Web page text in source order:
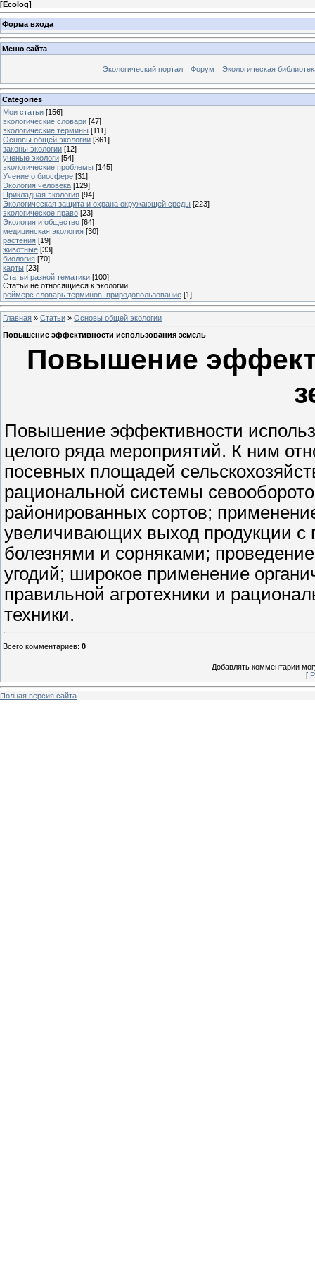
[Ecolog]
Форма входа
Меню сайта
Экологический портал Форум Экологическая
Categories
Мои статьи [156]
экологические словари [47]
экологические термины [111]
Основы общей экологии [361]
законы экологии [12]
ученые экологи [54]
экологические проблемы [145]
Учение о биосфере [31]
Экология человека [129]
Прикладная экология [94]
Экологическая защита и охрана окружающей среды [223]
экологическое право [23]
Экология и общество [64]
медицинская экология [30]
растения [19]
животные [33]
биология [70]
карты [23]
Статьи разной тематики [100]
Статьи не относящиеся к экологии
реймерс словарь терминов. природопользование [1]
Главная » Статьи » Основы общей экологии
Повышение эффективности использования земель
Повышение
Повышение эффективности
целого ряда мероприятий. К ним
посевных площадей
рациональной системы
районированных сортов;
увеличивающих выход продукции с
болезнями и сорняками;
угодий; широкое применение
правильной агротехники и
техники.
Всего комментариев: 0
Добавлять комментарии
[
Полная версия сайта